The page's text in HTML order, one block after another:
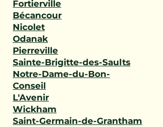
Fortierville
Bécancour
Nicolet
Odanak
Pierreville
Sainte-Brigitte-des-Saults
Notre-Dame-du-Bon-
Conseil
L'Avenir
Wickham
Saint-Germain-de-Grantham